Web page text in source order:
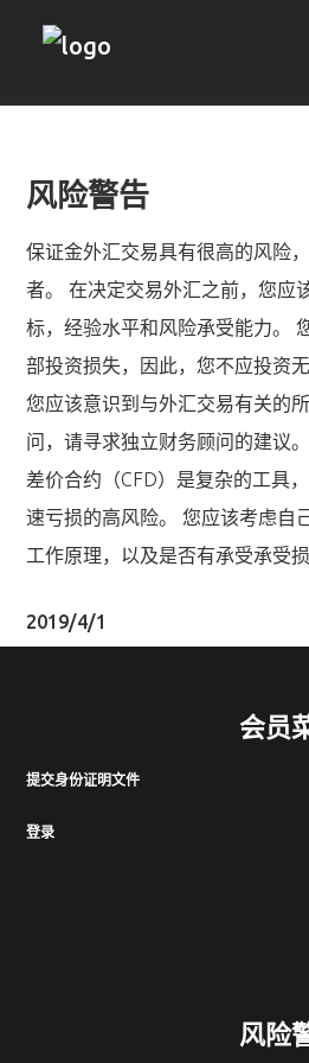
风险警告
保证金外汇交易具有很高的风险
者。 在决定交易外汇之前，您应
标，经验水平和风险承受能力。
部投资损失，因此，您不应投资
您应该意识到与外汇交易有关的
问，请寻求独立财务顾问的建议。
差价合约（CFD）是复杂的工具
速亏损的高风险。 您应该考虑自
工作原理，以及是否有承受承受
2019/4/1
会员
提交身份证明文件
登录
风险